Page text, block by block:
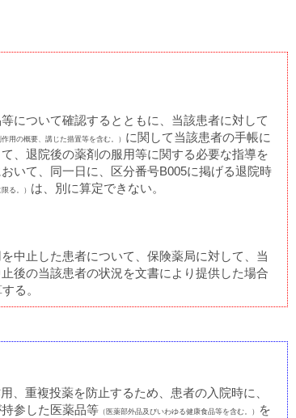
について確認するとともに、当該患者に対して
用の概要、講じた措置等を含む。） に関して当該患者の手帳に
、退院後の薬剤の服用等に関する必要な指導を
いて、同一日に、区分番号B005に掲げる退院時
る。） は、別に算定できない。
中止した患者について、保険薬局に対して、当
後の当該患者の状況を文書により提供した場合
る。
、重複投薬を防止するため、患者の入院時に、
参した医薬品等 （医薬部外品及びいわゆる健康食品等を含む。）
を